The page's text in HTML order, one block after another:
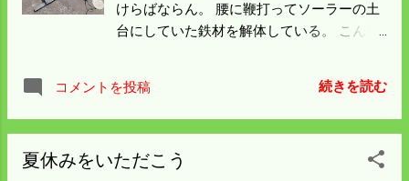
けらばならん。 腰に鞭打ってソーラーの土
台にしていた鉄材を解体している。 こんな
ないが ボルト・ナットは錆びて固着してい
る。 インパクトで回るのもあったがダメな
にした。 柵のストックもあるし20本くらい
コメントを投稿 続きを読む
夏休みをいただこう